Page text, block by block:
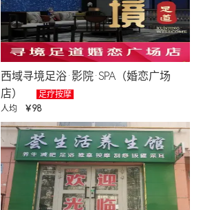
西域寻境足浴·影院·SPA（婚恋广场
店）
足疗按摩
人均
￥98